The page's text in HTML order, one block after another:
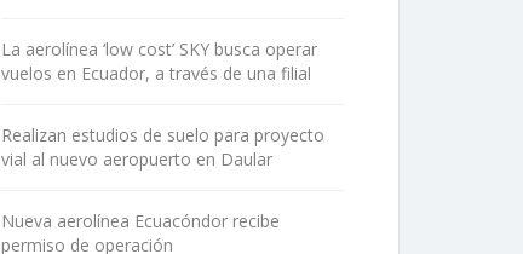
La aerolínea ‘low cost’ SKY busca operar
vuelos en Ecuador, a través de una filial
Realizan estudios de suelo para proyecto
vial al nuevo aeropuerto en Daular
Nueva aerolínea Ecuacóndor recibe
permiso de operación